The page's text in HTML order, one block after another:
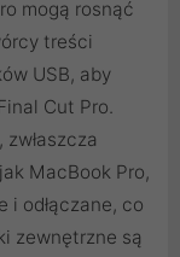
mogą rosnąć
treści
USB, aby
Cut Pro.
MacBook Pro,
i odłączane, co
zewnętrzne są